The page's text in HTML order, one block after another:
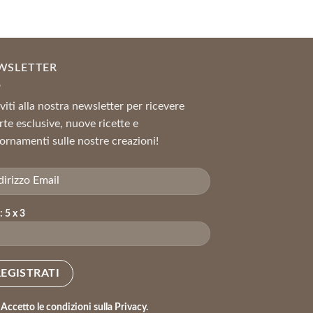
alla nostra newsletter per ricevere
esclusive, nuove ricette e
sulle nostre creazioni!
5 x 3
Accetto le condizioni sulla Privacy.